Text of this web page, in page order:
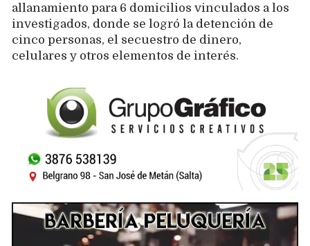
allanamiento para 6 domicilios vinculados a los
investigados, donde se logró la detención de
cinco personas, el secuestro de dinero,
celulares y otros elementos de interés.